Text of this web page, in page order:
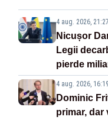
4 aug. 2026, 21:27
Nicușor
Legii
pierde
4 aug. 2026, 16:19
Dominic
primar, dar